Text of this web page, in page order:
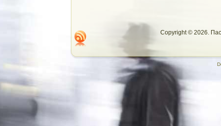
Copyright © 2026.